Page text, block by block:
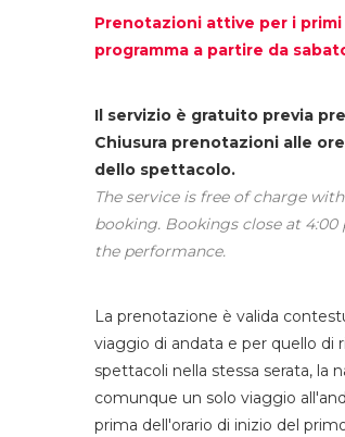
Prenotazioni attive per i
programma a partire da
Il servizio è gratuito previa
Chiusura prenotazioni alle
dello spettacolo.
The service is free of charge
booking. Bookings close at 4:00
the performance.
La prenotazione è valida
viaggio di andata e per quello di
spettacoli nella stessa serata, la
comunque un solo viaggio
prima dell'orario di inizio del